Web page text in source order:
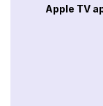
Apple TV